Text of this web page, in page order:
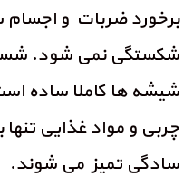
برخورد ضربات و اجسام
شکستگی نمی شود.
شیشه ها کاملا ساده
چربی و مواد غذایی
سادگی تمیز می شوند.